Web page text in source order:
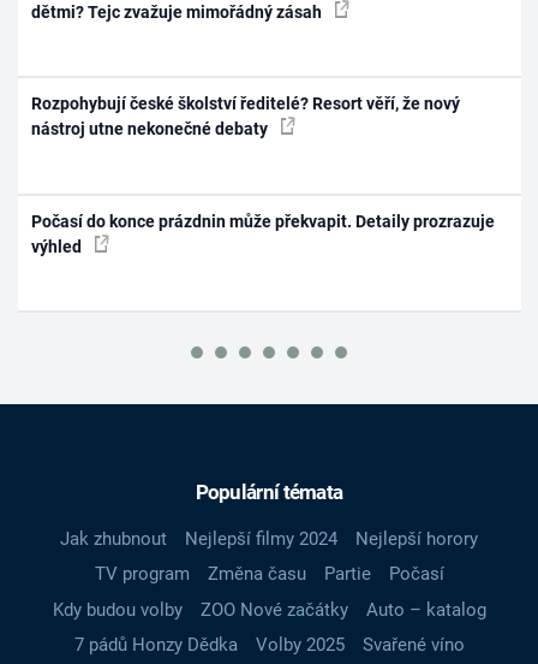
dětmi? Tejc zvažuje mimořádný zásah
Rozpohybují české školství ředitelé? Resort věří, že nový
nástroj utne nekonečné debaty
Počasí do konce prázdnin může překvapit. Detaily prozrazuje
výhled
Populární témata
Jak zhubnout Nejlepší filmy 2024
Nejlepší horory
TV program
Změna času Partie
Počasí
Kdy budou volby
ZOO Nové začátky
Auto – katalog
7 pádů Honzy Dědka
Volby 2025
Svařené víno